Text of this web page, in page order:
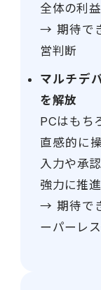
全体の利
→ 期待で
営判断
マルチデ
を解放
PCはもち
直感的に
入力や承
強力に推進
→ 期待で
ーパーレ